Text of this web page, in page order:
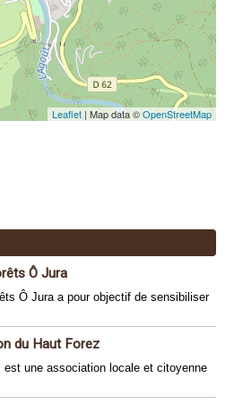
Leaflet | Map data ©OpenStreetMap
Ô Jura
Ô Jura a pour objectif de sensibiliser
du Haut Forez
est une association locale et citoyenne